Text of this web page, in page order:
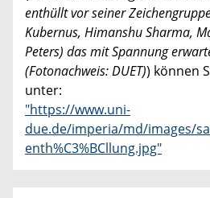
enthüllt vor seiner
Kubernus, Himanshu Sharma,
Peters) das mit Spannung
(Fotonachweis: DUET)) können
unter:
"https://www.uni-
due.de/imperia/md/images/
enth%C3%BCllung.jpg"